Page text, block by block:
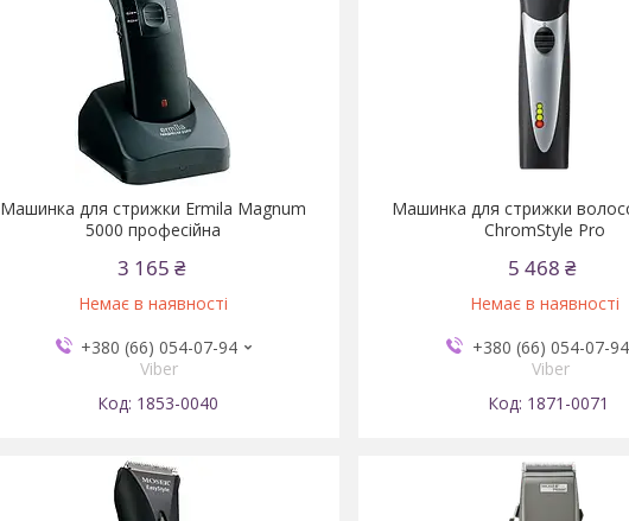
Машинка для стрижки Ermila Magnum
5000 професійна
3 165 ₴
Немає в наявності
+380 (66) 054-07-94
Viber
1853-0040
Машинка для стрижки
ChromStyle Pro
5 468 ₴
Немає в наявності
+380 (66) 054-07-94
Viber
1871-0071